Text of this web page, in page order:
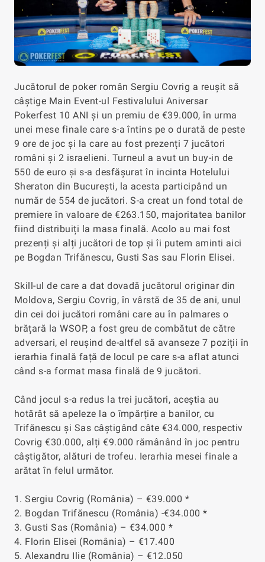
Jucătorul de poker român Sergiu Covrig a reușit să
câștige Main Event-ul Festivalului Aniversar
Pokerfest 10 ANI și un premiu de €39.000, în urma
unei mese finale care s-a întins pe o durată de peste
9 ore de joc și la care au fost prezenți 7 jucători
români și 2 israelieni. Turneul a avut un buy-in de
550 de euro și s-a desfășurat în incinta Hotelului
Sheraton din București, la acesta participând un
număr de 554 de jucători. S-a creat un fond total de
premiere în valoare de €263.150, majoritatea banilor
fiind distribuiți la masa finală. Acolo au mai fost
prezenți și alți jucători de top și îi putem aminti aici
pe Bogdan Trifănescu, Gusti Sas sau Florin Elisei.
Skill-ul de care a dat dovadă jucătorul originar din
Moldova, Sergiu Covrig, în vârstă de 35 de ani, unul
din cei doi jucători români care au în palmares o
brățară la WSOP, a fost greu de combătut de către
adversari, el reușind de-altfel să avanseze 7 poziții în
ierarhia finală față de locul pe care s-a aflat atunci
când s-a format masa finală de 9 jucători.
Când jocul s-a redus la trei jucători, aceștia au
hotărât să apeleze la o împărțire a banilor, cu
Trifănescu și Sas câștigând câte €34.000, respectiv
Covrig €30.000, alți €9.000 rămânând în joc pentru
câștigător, alături de trofeu. Ierarhia mesei finale a
arătat în felul următor.
1. Sergiu Covrig (România) – €39.000 *
2. Bogdan Trifănescu (România) -€34.000 *
3. Gusti Sas (România) – €34.000 *
4. Florin Elisei (România) – €17.400
5. Alexandru Ilie (România) – €12.050